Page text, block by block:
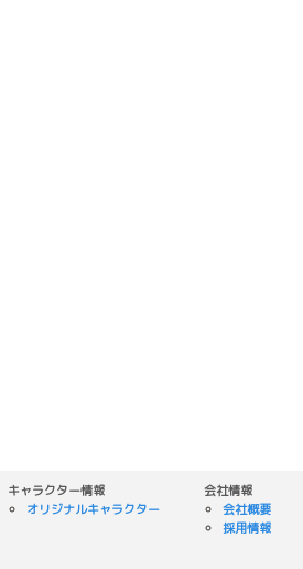
キャラクター情報
オリジナルキャラクター
会社情報
会社概要
採用情報